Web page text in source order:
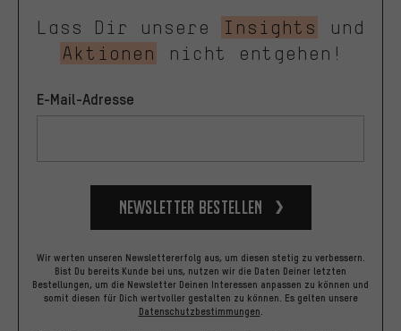
Lass Dir unsere
Insights
und
Aktionen
nicht entgehen!
E-Mail-Adresse
Newsletter bestellen
Wir werten unseren Newslettererfolg aus, um diesen stetig zu verbessern.
Bist Du bereits Kunde bei uns, nutzen wir die Daten Deiner letzten
Bestellungen, um die Newsletter Deinen Interessen anpassen zu können und
somit diesen für Dich wertvoller gestalten zu können. Es gelten unsere
Datenschutzbestimmungen